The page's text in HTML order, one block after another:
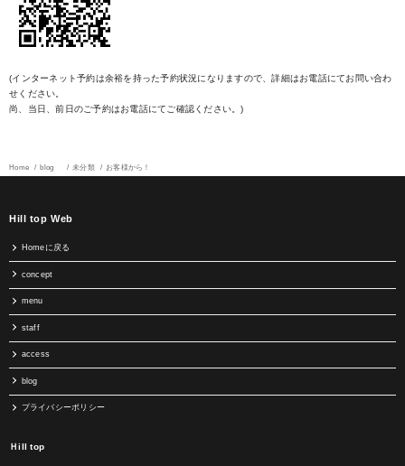
(インターネット予約は余裕を持った予約状況になりますので、詳細はお電話にてお問い合わ
せください。
尚、当日、前日のご予約はお電話にてご確認ください。)
Home blog 未分類 お客様から！
Hill top Web
Homeに戻る
concept
menu
staff
access
blog
プライバシーポリシー
Ｈill top